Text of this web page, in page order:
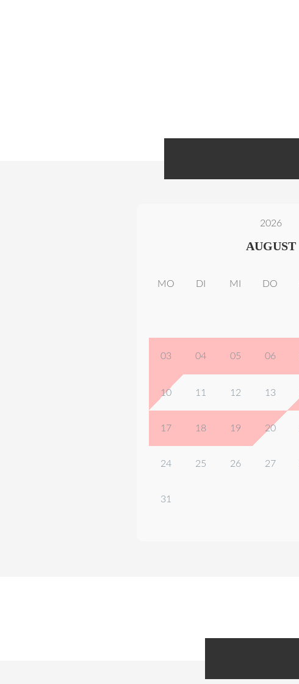
2026
AUGUST
MO DI MI DO
03 04 05 06
10 11 12 13
17 18 19 20
24 25 26 27
31